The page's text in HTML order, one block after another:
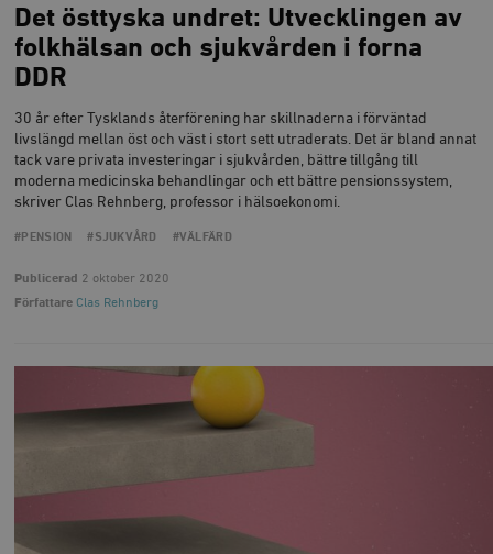
Det östtyska undret: Utvecklingen av
folkhälsan och sjukvården i forna
DDR
30 år efter Tysklands återförening har skillnaderna i förväntad
livslängd mellan öst och väst i stort sett utraderats. Det är bland annat
tack vare privata investeringar i sjukvården, bättre tillgång till
moderna medicinska behandlingar och ett bättre pensionssystem,
skriver Clas Rehnberg, professor i hälsoekonomi.
#PENSION #SJUKVÅRD #VÄLFÄRD
Publicerad 2 oktober 2020
Författare Clas Rehnberg